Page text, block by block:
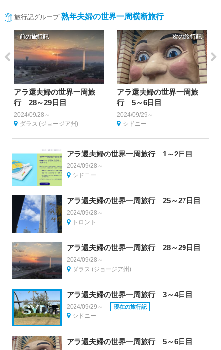
旅行記グループ 熟年夫婦の世界一周横断旅行
前の旅行記
アラ還夫婦の世界一周旅
行 28～29日目
2024/09/28～
ダラス (ジョージア州)
次の旅行記
アラ還夫婦の世界一周旅
行 5～6日目
2024/09/29～
シドニー
アラ還夫婦の世界一周旅行 1～2日目
2024/09/28～
シドニー
アラ還夫婦の世界一周旅行 25～27日目
2024/09/28～
トロント
アラ還夫婦の世界一周旅行 28～29日目
2024/09/28～
ダラス (ジョージア州)
アラ還夫婦の世界一周旅行 3～4日目
2024/09/29～ 現在の旅行記
シドニー
アラ還夫婦の世界一周旅行 5～6日目